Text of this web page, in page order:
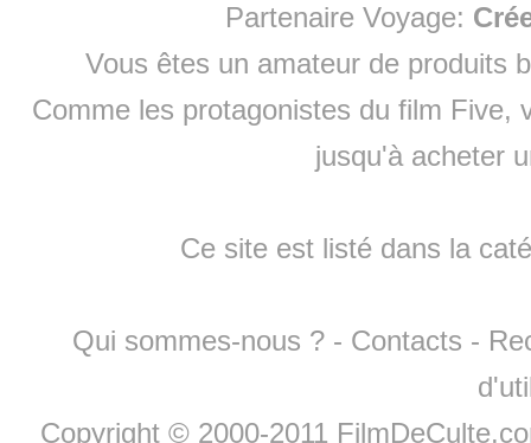
Partenaire Voyage:
Vous êtes un amateur de produits
Comme les protagonistes du film Five,
jusqu'à acheter
Ce site est listé dans la
Qui sommes-nous ? - Contacts -
Copyright © 2000-2011